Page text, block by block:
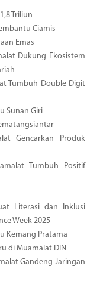
Triliun
Ciamis
Emas
Dukung Ekosistem
Tumbuh Double Digit
Sunan Giri
Gencarkan Produk
Tumbuh Positif
Literasi dan Inklusi
Week 2025
Kemang Pratama
di Muamalat DIN
Gandeng Jaringan